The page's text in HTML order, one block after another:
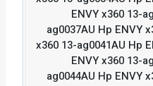
ENVY x360 13-
ag0037AU Hp ENVY
x360 13-ag0041AU Hp
ENVY x360 13-
ag0044AU Hp ENVY